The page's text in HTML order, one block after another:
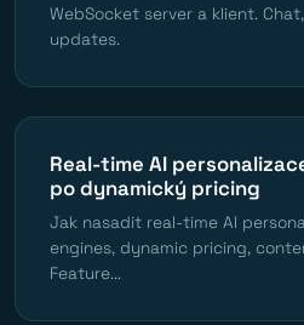
WebSocket server a klient.
updates.
Real-time AI
po dynamický pricing
Jak nasadit real-time AI
engines, dynamic pricing,
Feature...